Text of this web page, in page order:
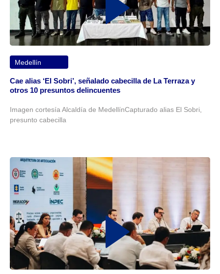
Medellín
Cae alias ‘El Sobri’, señalado cabecilla de La Terraza y
otros 10 presuntos delincuentes
Imagen cortesía Alcaldía de MedellínCapturado alias El Sobri,
presunto cabecilla